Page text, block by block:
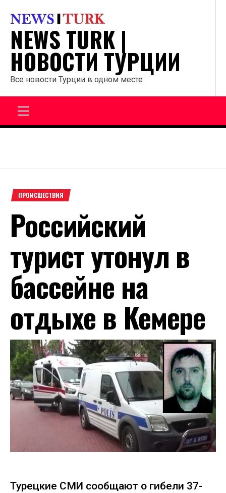
содержанию
NEWS TURK |
НОВОСТИ ТУРЦИИ
Все новости Турции в одном месте
ПРОИСШЕСТВИЯ
Российский
турист утонул в
бассейне на
отдыхе в Кемере
Турецкие СМИ сообщают о гибели 37-